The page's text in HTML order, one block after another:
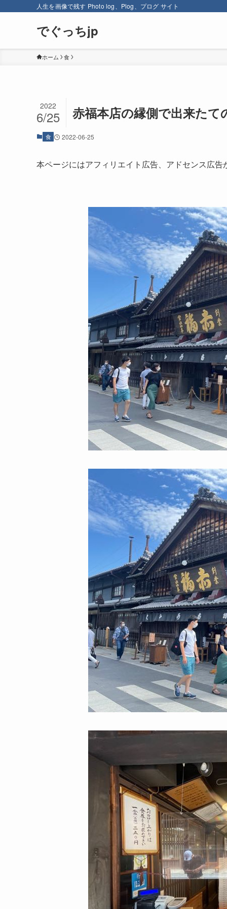
人生を画像で残す Photo log、Plog、プログ サイト
でぐっちjp
ホーム 食
赤福本店の縁側で出来た
2022
6/25
食 2022-06-25
本ページにはアフィリエイト広告、アドセンス広告